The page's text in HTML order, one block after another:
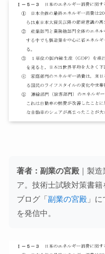
著者：副業の宮殿｜製造
ア。技術士試験対策書
ブログ「副業の宮殿 」
を発信中。